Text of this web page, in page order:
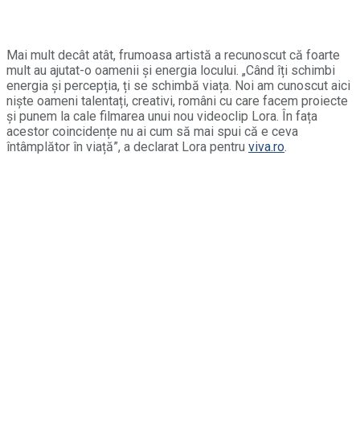
Mai mult decât atât, frumoasa artistă a recunoscut că foarte
mult au ajutat-o oamenii și energia locului. „Când îți schimbi
energia și percepția, ți se schimbă viața. Noi am cunoscut aici
niște oameni talentați, creativi, români cu care facem proiecte
și punem la cale filmarea unui nou videoclip Lora. În fața
acestor coincidențe nu ai cum să mai spui că e ceva
întâmplător în viață”, a declarat Lora pentru viva.ro.